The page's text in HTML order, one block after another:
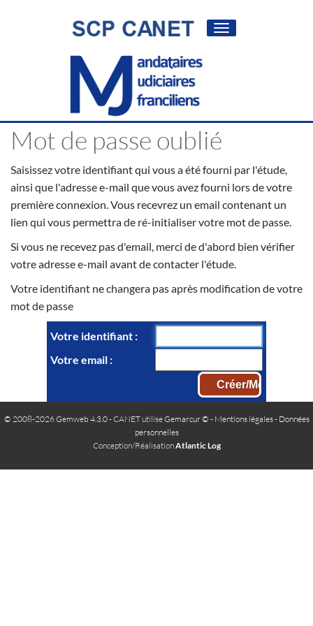
Toggle
Mot de passe oublié
Saisissez votre identifiant qui vous a été fourni par l'étude,
ainsi que l'adresse e-mail que vous avez fourni lors de votre
première connexion. Vous recevrez un email contenant un
lien qui vous permettra de ré-initialiser votre mot de passe.
Si vous ne recevez pas d'email, merci de d'abord bien vérifier
votre adresse e-mail avant de contacter l'étude.
Votre identifiant ne changera pas après modification de votre
mot de passe
Votre identifiant
Votre email
© 2008-2026 Gemweb 4.3.0- CANET utiliseGemarcur © - Mentions légales- Données
personnelles
Conception/RéalisationAtlantic Log